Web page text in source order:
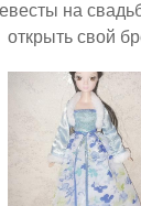
на
открыть свой